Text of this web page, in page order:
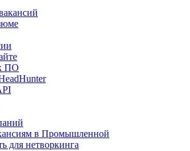
ПО
в Промышленной
для нетворкинга